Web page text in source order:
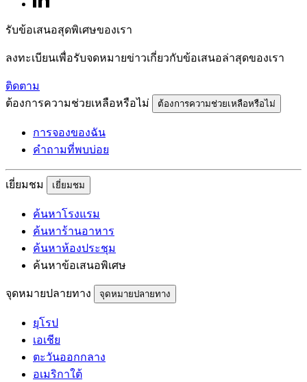
รับข้อเสนอสุดพิเศษของเรา
ลงทะเบียนเพื่อรับจดหมายข่าวเกี่ยวกับข้อเสนอล่าสุดของเรา
ติดตาม
ต้องการความช่วยเหลือหรือไม่
ต้องการความช่วยเหลือหรือไม่
การจองของฉัน
คำถามที่พบบ่อย
เยี่ยมชม เยี่ยมชม
ค้นหาโรงแรม
ค้นหาร้านอาหาร
ค้นหาห้องประชุม
ค้นหาข้อเสนอพิเศษ
จุดหมายปลายทาง จุดหมายปลายทาง
ยุโรป
เอเชีย
ตะวันออกกลาง
อเมริกาใต้